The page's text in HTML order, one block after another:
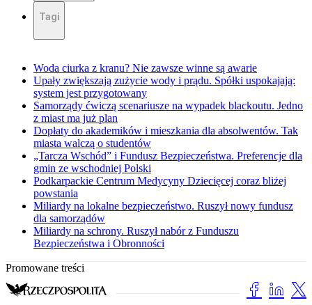
Tagi
Woda ciurka z kranu? Nie zawsze winne są awarie
Upały zwiększają zużycie wody i prądu. Spółki uspokajają:
system jest przygotowany
Samorządy ćwiczą scenariusze na wypadek blackoutu. Jedno
z miast ma już plan
Dopłaty do akademików i mieszkania dla absolwentów. Tak
miasta walczą o studentów
„Tarcza Wschód” i Fundusz Bezpieczeństwa. Preferencje dla
gmin ze wschodniej Polski
Podkarpackie Centrum Medycyny Dziecięcej coraz bliżej
powstania
Miliardy na lokalne bezpieczeństwo. Ruszył nowy fundusz
dla samorządów
Miliardy na schrony. Ruszył nabór z Funduszu
Bezpieczeństwa i Obronności
Promowane treści